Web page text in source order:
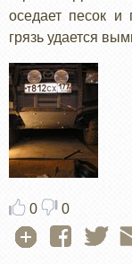
оседает песок
грязь удается
0 0